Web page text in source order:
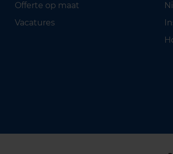
Offerte op maat
Vacatures